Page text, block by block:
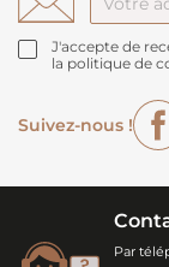
J'accepte de
la politique de
Suivez-nous !
Par